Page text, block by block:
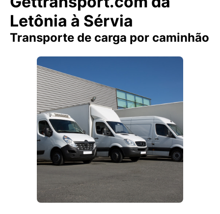
Letônia à Sérvia
Transporte de carga por caminhão